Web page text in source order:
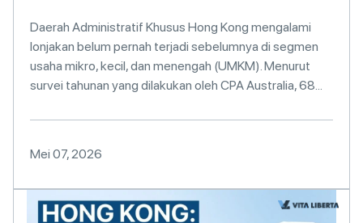
Daerah Administratif Khusus Hong Kong mengalami
lonjakan belum pernah terjadi sebelumnya di segmen
usaha mikro, kecil, dan menengah (UMKM). Menurut
survei tahunan yang dilakukan oleh CPA Australia, 68...
Mei 07, 2026